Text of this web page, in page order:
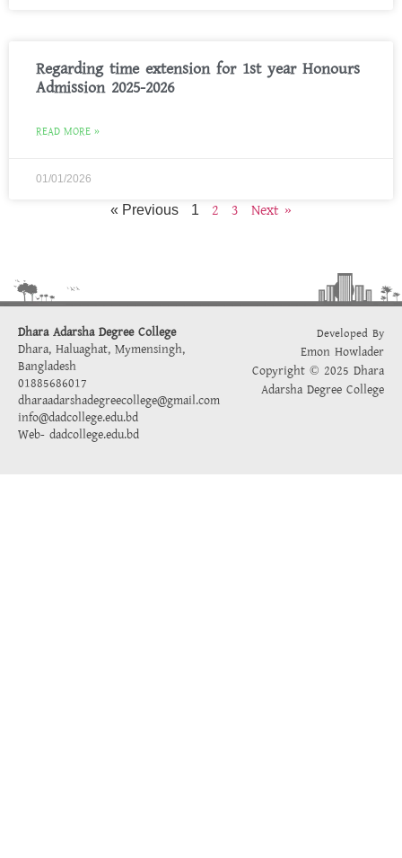
Regarding time extension for 1st year Honours
Admission 2025-2026
READ MORE »
01/01/2026
« Previous 1 2 3 Next »
Dhara Adarsha Degree College
Dhara, Haluaghat, Mymensingh,
Bangladesh
01885686017
dharaadarshadegreecollege@gmail.com
info@dadcollege.edu.bd
Web- dadcollege.edu.bd
Developed By
Emon Howlader
Copyright © 2025 Dhara
Adarsha Degree College